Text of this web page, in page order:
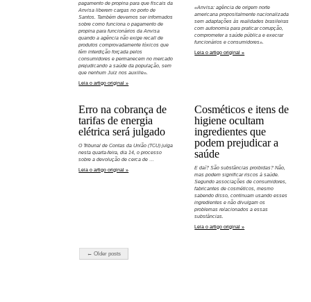
pagamento de propina para que fiscais da
Anvisa liberem cargas no porto de
Santos. Também devemos ser informados
sobre como funciona o pagamento de
propina para funcionários da Anvisa
quando a agência não exige recall de
produtos comprovadamente tóxicos que
têm interdição forçada pelos
consumidores e permanecem no mercado
prejudicando a saúde da população, sem
que nenhum Juiz nos auxilie».
Leia o artigo original »
«Anvisa: agência de origem norte
americana propositalmente nacionalizada
sem adaptações às realidades brasileiras
com autonomia para praticar corrupção,
comprometer a saúde pública e execrar
funcionários e consumidores».
Leia o artigo original »
Erro na cobrança de
tarifas de energia
elétrica será julgado
O Tribunal de Contas da União (TCU) julga
nesta quarta-feira, dia 14, o processo
sobre a devolução de cerca de …
Leia o artigo original »
Cosméticos e itens de
higiene ocultam
ingredientes que
podem prejudicar a
saúde
E daí? São substâncias proibidas? Não,
mas podem significar riscos à saúde.
Segundo associações de consumidores,
fabricantes de cosméticos, mesmo
sabendo disso, continuam usando esses
ingredientes e não divulgam os
problemas relacionados a essas
substâncias.
Leia o artigo original »
← Older posts